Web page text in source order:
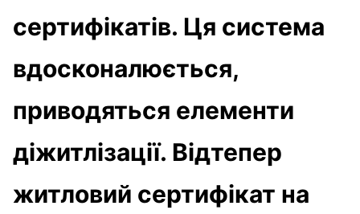
сертифікатів. Ця система
вдосконалюється,
приводяться елементи
діжитлізації. Відтепер
житловий сертифікат на